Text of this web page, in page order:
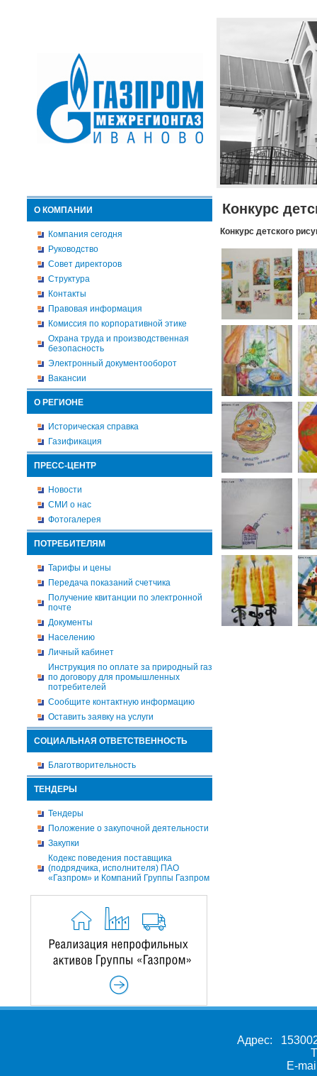
О КОМПАНИИ
Компания сегодня
Руководство
Совет директоров
Структура
Контакты
Правовая информация
Комиссия по корпоративной этике
Охрана труда и производственная
безопасность
Электронный документооборот
Вакансии
О РЕГИОНЕ
Историческая справка
Газификация
ПРЕСС-ЦЕНТР
Новости
СМИ о нас
Фотогалерея
ПОТРЕБИТЕЛЯМ
Тарифы и цены
Передача показаний счетчика
Получение квитанции по электронной
почте
Документы
Населению
Личный кабинет
Инструкция по оплате за природный газ
по договору для промышленных
потребителей
Сообщите контактную информацию
Оставить заявку на услуги
СОЦИАЛЬНАЯ ОТВЕТСТВЕННОСТЬ
Благотворительность
ТЕНДЕРЫ
Тендеры
Положение о закупочной деятельности
Закупки
Кодекс поведения поставщика
(подрядчика, исполнителя) ПАО
«Газпром» и Компаний Группы Газпром
Конкурс
Конкурс детского
Адрес:
E-